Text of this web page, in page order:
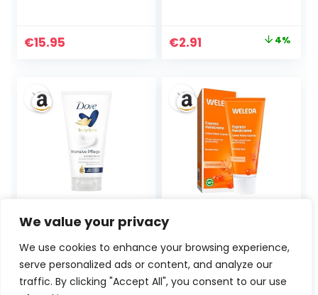
We value your privacy
We use cookies to enhance your browsing experience,
serve personalized ads or content, and analyze our
traffic. By clicking "Accept All", you consent to our use
Händen, 75 ml
€15.95
Ursprünglicher
€3.03
€2.91
€2.91.
4%
Intensive Pflege
(mit CERAMIDE
AUFBAU SERUM)
für sehr trockene
Haut, 75ml (1er
€ 1.95
Handcreme
Sanddorn –
Naturkosmetik
Handpflege
Ursprünglicher
€ Aktueller 20%